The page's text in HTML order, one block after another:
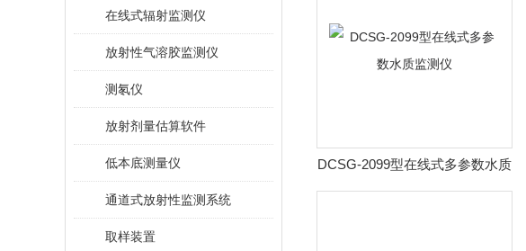
在线式辐射监测仪
放射性气溶胶监测仪
测氡仪
放射剂量估算软件
低本底测量仪
通道式放射性监测系统
取样装置
DCSG-2099型在线式多参数水质
监测仪